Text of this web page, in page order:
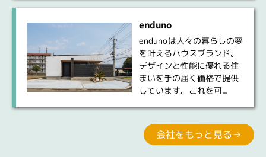
enduno
endunoは人々の暮らしの夢
を叶えるハウスブランド。
デザインと性能に優れる住
まいを手の届く価格で提供
しています。これを可...
会社をもっと見る→